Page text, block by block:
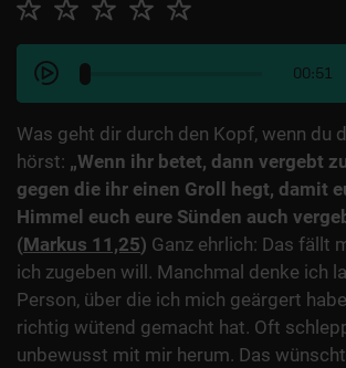
00:51
Was geht dir durch den Kopf, wenn du
hörst: „Wenn ihr betet, dann vergebt
gegen die ihr einen Groll hegt, damit
Himmel euch eure Sünden auch
(Markus 11,25) Ganz ehrlich: Das fällt
ich zugeben will. Manchmal denke ich
Person, über die ich mich geärgert
richtig wütend gemacht hat. Oft
unbewusst mit mir herum. Das